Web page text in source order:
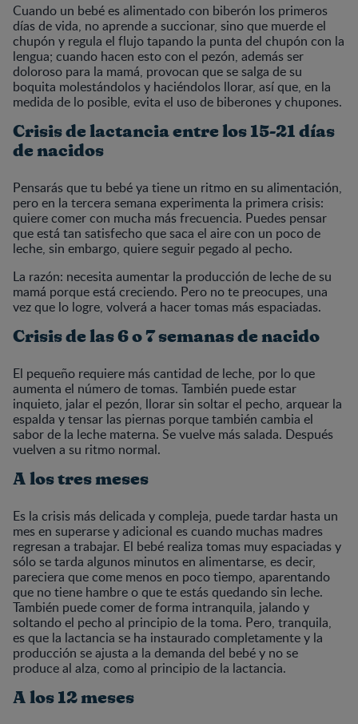
Cuando un bebé es alimentado con biberón los primeros
días de vida, no aprende a succionar, sino que muerde el
chupón y regula el flujo tapando la punta del chupón con la
lengua; cuando hacen esto con el pezón, además ser
doloroso para la mamá, provocan que se salga de su
boquita molestándolos y haciéndolos llorar, así que, en la
medida de lo posible, evita el uso de biberones y chupones.
Crisis de lactancia entre los 15-21 días
de nacidos
Pensarás que tu bebé ya tiene un ritmo en su alimentación,
pero en la tercera semana experimenta la primera crisis:
quiere comer con mucha más frecuencia. Puedes pensar
que está tan satisfecho que saca el aire con un poco de
leche, sin embargo, quiere seguir pegado al pecho.
La razón: necesita aumentar la producción de leche de su
mamá porque está creciendo. Pero no te preocupes, una
vez que lo logre, volverá a hacer tomas más espaciadas.
Crisis de las 6 o 7 semanas de nacido
El pequeño requiere más cantidad de leche, por lo que
aumenta el número de tomas. También puede estar
inquieto, jalar el pezón, llorar sin soltar el pecho, arquear la
espalda y tensar las piernas porque también cambia el
sabor de la leche materna. Se vuelve más salada. Después
vuelven a su ritmo normal.
A los tres meses
Es la crisis más delicada y compleja, puede tardar hasta un
mes en superarse y adicional es cuando muchas madres
regresan a trabajar. El bebé realiza tomas muy espaciadas y
sólo se tarda algunos minutos en alimentarse, es decir,
pareciera que come menos en poco tiempo, aparentando
que no tiene hambre o que te estás quedando sin leche.
También puede comer de forma intranquila, jalando y
soltando el pecho al principio de la toma. Pero, tranquila,
es que la lactancia se ha instaurado completamente y la
producción se ajusta a la demanda del bebé y no se
produce al alza, como al principio de la lactancia.
A los 12 meses